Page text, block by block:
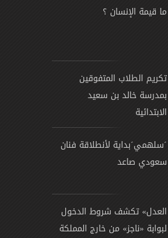
ما قيمة الإنسان ؟
تكريم الطلاب المتفوقين
بمدرسة خالد بن سعيد
الابتدائية
´سلهمي´بداية لأنطلاقة فنان
سعودي صاعد
العدل» تكشف شروط الدخول
لبوابة «ناجز» من خارج المملكة